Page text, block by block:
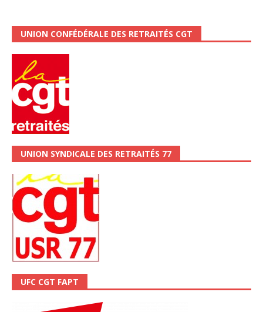
UNION CONFÉDÉRALE DES RETRAITÉS CGT
UNION SYNDICALE DES RETRAITÉS 77
UFC CGT FAPT